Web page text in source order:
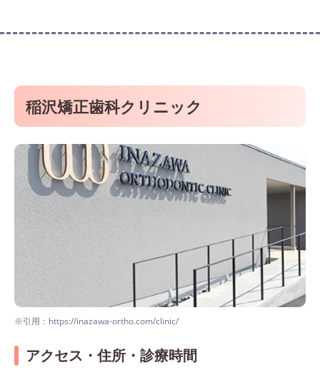
稲沢矯正歯科クリニック
※引用：https://inazawa-ortho.com/clinic/
アクセス・住所・診療時間